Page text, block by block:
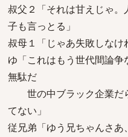
叔父２「それは甘えじゃ
子も言っとる」
叔母１「じゃあ失敗しなけ
ゆ「これはもう世代間論
無駄だ
世の中ブラック企業だ
てない」
従兄弟「ゆう兄ちゃんさあ